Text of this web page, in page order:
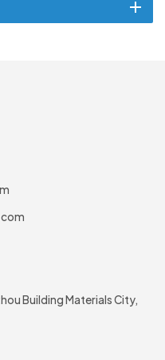
Building Materials City,